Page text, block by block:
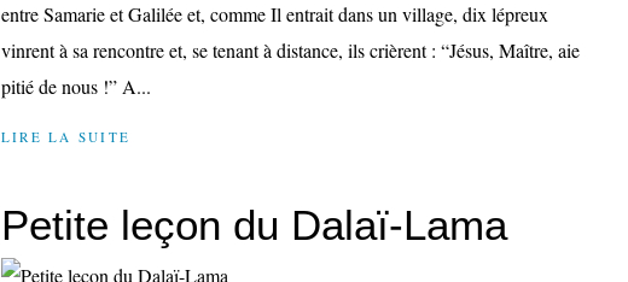
entre Samarie et Galilée et, comme Il entrait dans un village, dix lépreux
vinrent à sa rencontre et, se tenant à distance, ils crièrent : “Jésus, Maître, aie
pitié de nous !” A...
LIRE LA SUITE
Petite leçon du Dalaï-Lama